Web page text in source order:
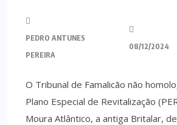
PEDRO ANTUNES
PEREIRA
08/12/2024
O Tribunal de Famalicão não
Plano Especial de Revitalização
Moura Atlântico, a antiga Britalar,